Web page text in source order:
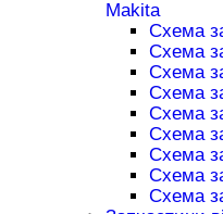
Makita
Схема
Схема
Схема
Схема
Схема
Схема
Схема
Схема
Схема